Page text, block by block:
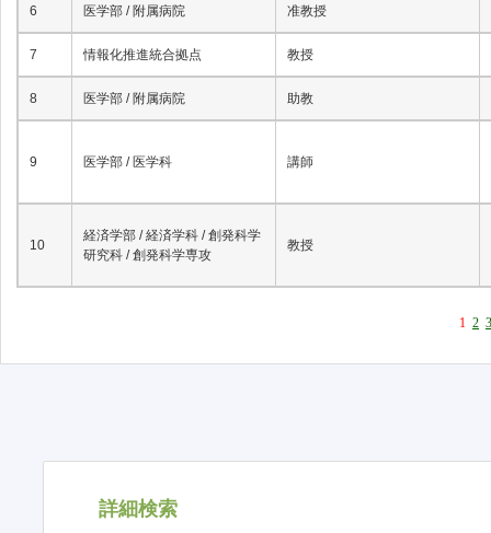
6 医学部 / 附属病院 准教授
7 情報化推進統合拠点 教授
8 医学部 / 附属病院 助教
9 医学部 / 医学科 講師
10
経済学部 / 経済学科 / 創発科学
研究科 / 創発科学専攻
教授
1 2 3
詳細検索